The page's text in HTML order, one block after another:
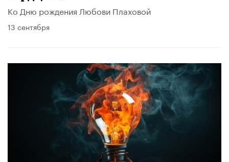
Ко Дню рождения Любови Плаховой
13 сентября